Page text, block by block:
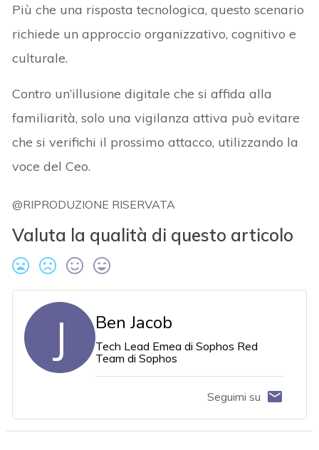
Più che una risposta tecnologica, questo scenario
richiede un approccio organizzativo, cognitivo e
culturale.
Contro un’illusione digitale che si affida alla
familiarità, solo una vigilanza attiva può evitare
che si verifichi il prossimo attacco, utilizzando la
voce del Ceo.
@RIPRODUZIONE RISERVATA
Valuta la qualità di questo articolo
J Ben Jacob
Tech Lead Emea di Sophos Red
Team di Sophos
Seguimi su